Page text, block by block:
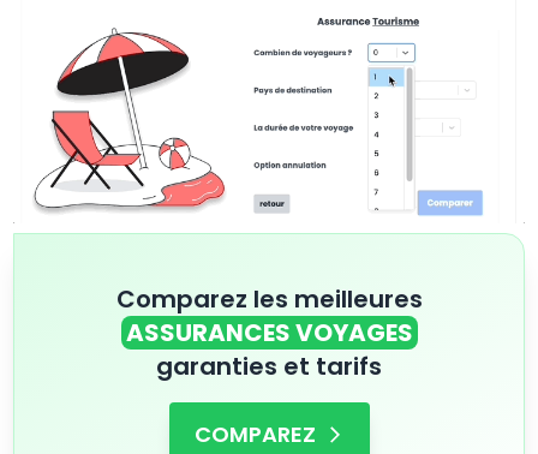
Comparez les meilleures
ASSURANCES VOYAGES
garanties et tarifs
COMPAREZ